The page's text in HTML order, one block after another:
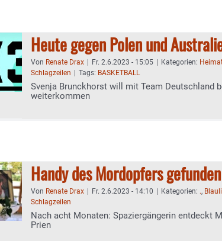
Heute gegen Polen und
Von Renate Drax Fr. 2.6.2023 - 15:05 Kategorien:
Schlagzeilen
Tags: BASKETBALL
Svenja Brunckhorst will mit Team Deutschland
weiterkommen
Handy des Mordopfers gefunden
Von Renate Drax Fr. 2.6.2023 - 14:10 Kategorien: .,
Schlagzeilen
Nach acht Monaten: Spaziergängerin entdeckt
Prien